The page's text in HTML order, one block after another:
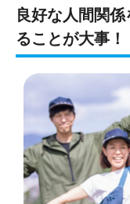
良好な人間関
ることが大事！